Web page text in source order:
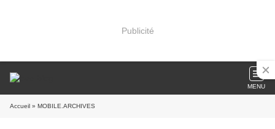
Publicité
MENU
Accueil » MOBILE.ARCHIVES